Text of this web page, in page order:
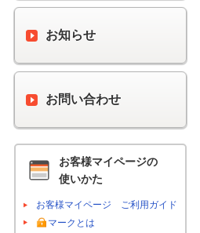
お知らせ
お問い合わせ
お客様マイページの
使いかた
お客様マイページ ご利用ガイド
マークとは